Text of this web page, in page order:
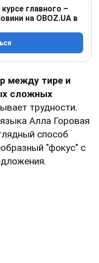
главного –
на OBOZ.UA в
между тире и
сложных
трудности.
Алла Горовая
способ
"фокус" с